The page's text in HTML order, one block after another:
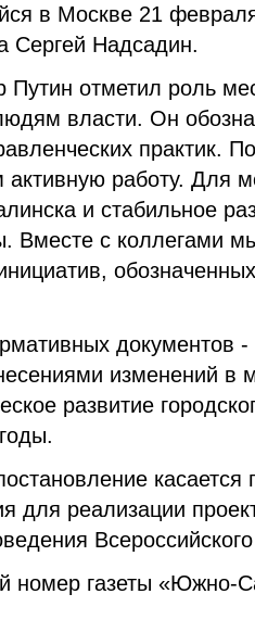
в Москве 21
Сергей Надсадин.
отметил роль
власти. Он
практик.
работу. Для
и стабильное
Вместе с коллегами
документов
изменений в
развитие
касается
для реализации
Всероссийского
газеты «Южно-